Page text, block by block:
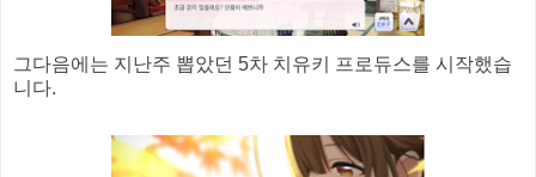
그다음에는 지난주 뽑았던 5차 치유키 프로듀스를 시작했습
니다.